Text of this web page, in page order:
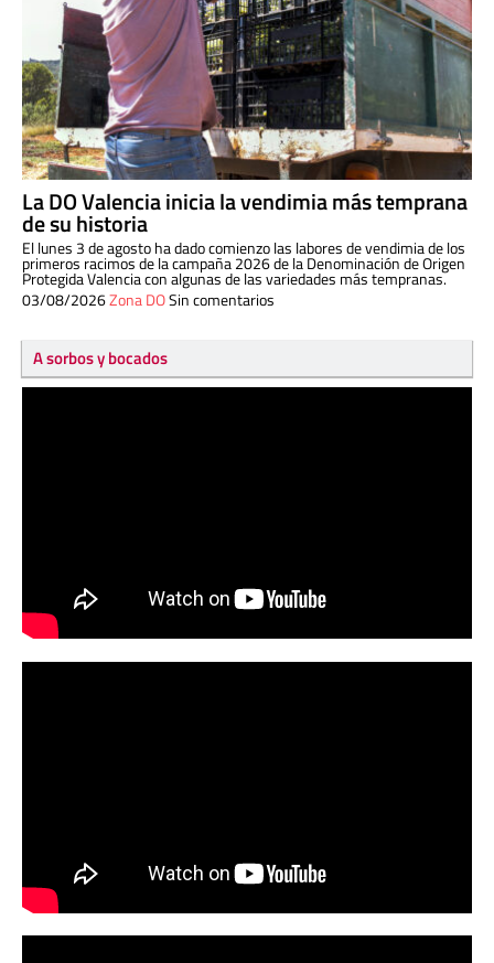
La DO Valencia inicia la vendimia más temprana
de su historia
El lunes 3 de agosto ha dado comienzo las labores de vendimia de los
primeros racimos de la campaña 2026 de la Denominación de Origen
Protegida Valencia con algunas de las variedades más tempranas.
03/08/2026Zona DOSin comentarios
A sorbos y bocados